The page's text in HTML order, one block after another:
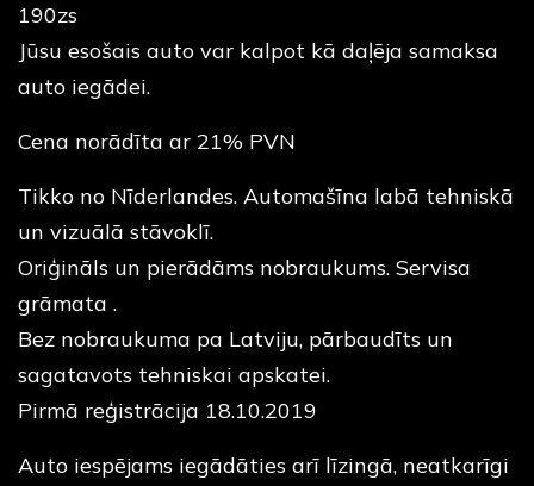
190zs
Jūsu esošais auto var kalpot kā daļēja samaksa
auto iegādei.
Cena norādīta ar 21% PVN
Tikko no Nīderlandes. Automašīna labā tehniskā
un vizuālā stāvoklī.
Oriģināls un pierādāms nobraukums. Servisa
grāmata .
Bez nobraukuma pa Latviju, pārbaudīts un
sagatavots tehniskai apskatei.
Pirmā reģistrācija 18.10.2019
Auto iespējams iegādāties arī līzingā, neatkarīgi